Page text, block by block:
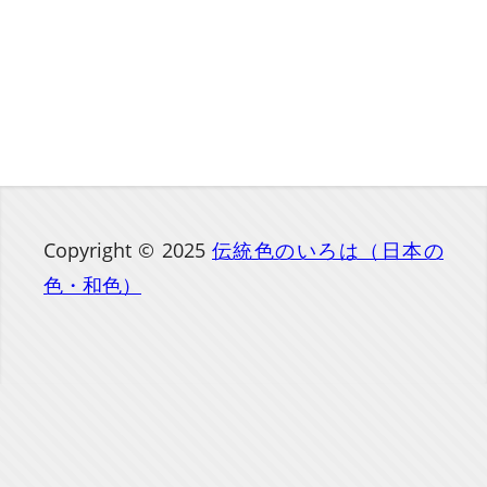
Copyright © 2025 伝統色のいろは（日本の
色・和色）